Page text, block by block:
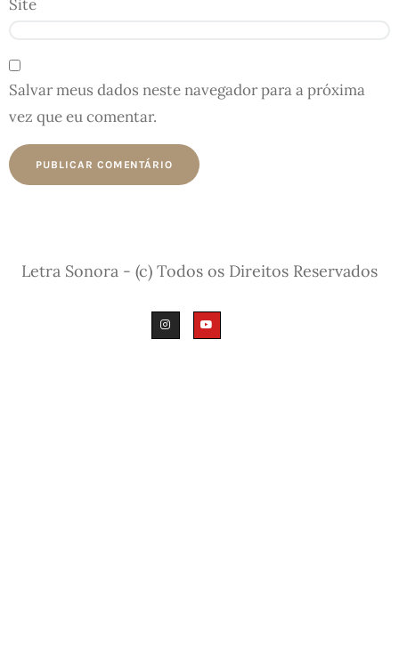
Site
Salvar meus dados neste navegador para a próxima
vez que eu comentar.
Letra Sonora - (c) Todos os Direitos Reservados